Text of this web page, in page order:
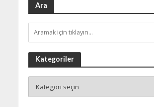
Ara
Kategoriler